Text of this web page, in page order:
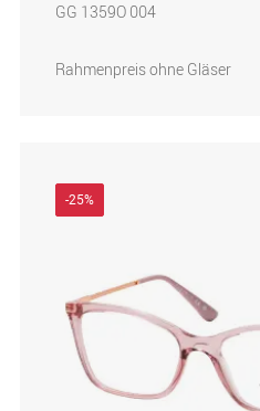
GG 1359O 004
Rahmenpreis ohne Gläser
-25%